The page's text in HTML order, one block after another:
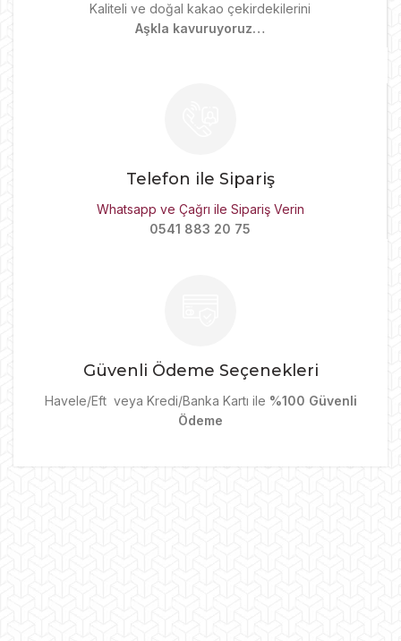
Kaliteli ve doğal kakao çekirdekilerini
Aşkla kavuruyoruz…
Telefon ile Sipariş
Whatsapp ve Çağrı ile Sipariş Verin
0541 883 20 75
Güvenli Ödeme Seçenekleri
Havele/Eft veya Kredi/Banka Kartı ile %100 Güvenli
Ödeme